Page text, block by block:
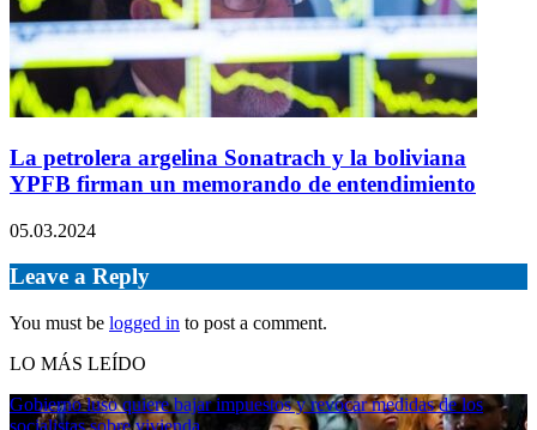
La petrolera argelina Sonatrach y la boliviana
YPFB firman un memorando de entendimiento
05.03.2024
Leave a Reply
You must be logged in to post a comment.
LO MÁS LEÍDO
Gobierno luso quiere bajar impuestos y revocar medidas de los
socialistas sobre vivienda